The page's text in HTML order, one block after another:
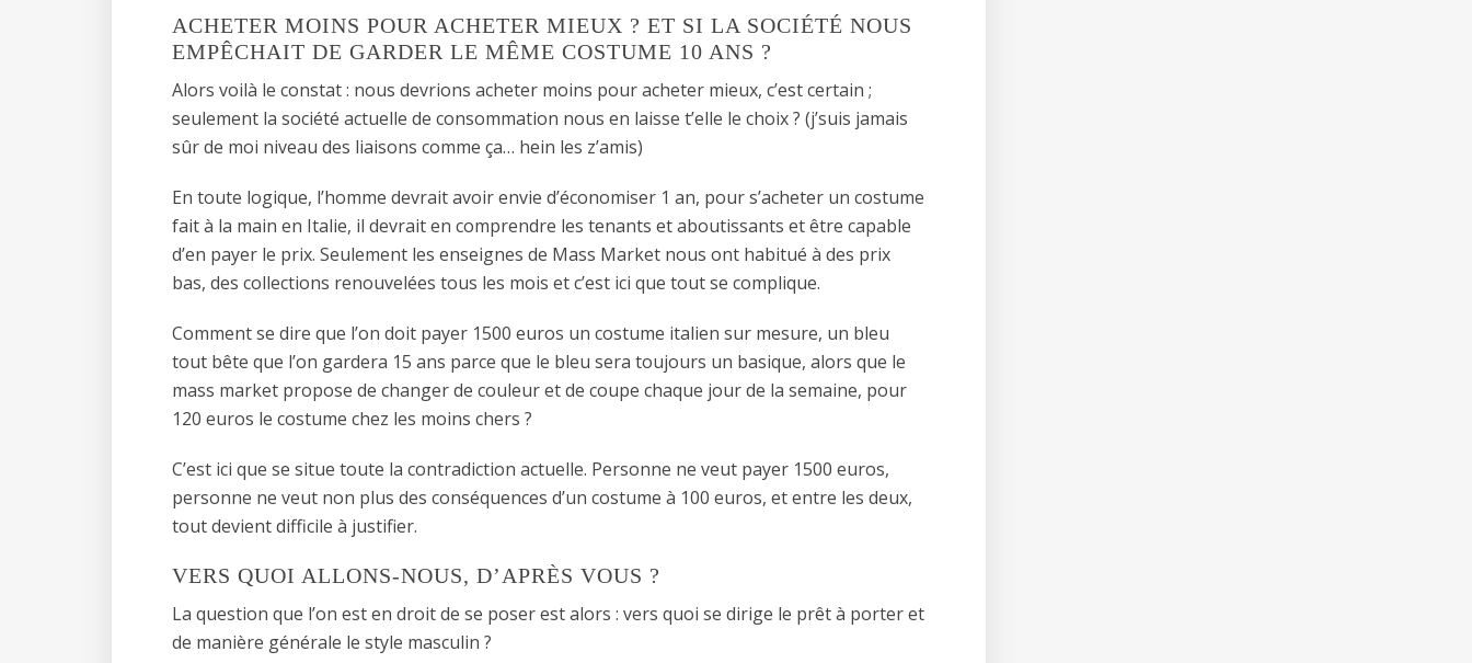
ACHETER MOINS POUR ACHETER MIEUX ? ET SI LA SOCIÉTÉ NOUS
EMPÊCHAIT DE GARDER LE MÊME COSTUME 10 ANS ?
Alors voilà le constat : nous devrions acheter moins pour acheter mieux, c’est certain ;
seulement la société actuelle de consommation nous en laisse t’elle le choix ? (j’suis jamais
sûr de moi niveau des liaisons comme ça… hein les z’amis)
En toute logique, l’homme devrait avoir envie d’économiser 1 an, pour s’acheter un costume
fait à la main en Italie, il devrait en comprendre les tenants et aboutissants et être capable
d’en payer le prix. Seulement les enseignes de Mass Market nous ont habitué à des prix
bas, des collections renouvelées tous les mois et c’est ici que tout se complique.
Comment se dire que l’on doit payer 1500 euros un costume italien sur mesure, un bleu
tout bête que l’on gardera 15 ans parce que le bleu sera toujours un basique, alors que le
mass market propose de changer de couleur et de coupe chaque jour de la semaine, pour
120 euros le costume chez les moins chers ?
C’est ici que se situe toute la contradiction actuelle. Personne ne veut payer 1500 euros,
personne ne veut non plus des conséquences d’un costume à 100 euros, et entre les deux,
tout devient difficile à justifier.
VERS QUOI ALLONS-NOUS, D’APRÈS VOUS ?
La question que l’on est en droit de se poser est alors : vers quoi se dirige le prêt à porter et
de manière générale le style masculin ?